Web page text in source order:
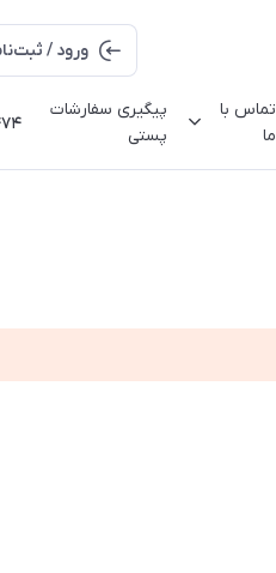
ورود /
تماس با
ما
پیگیری سفارشات
پستی